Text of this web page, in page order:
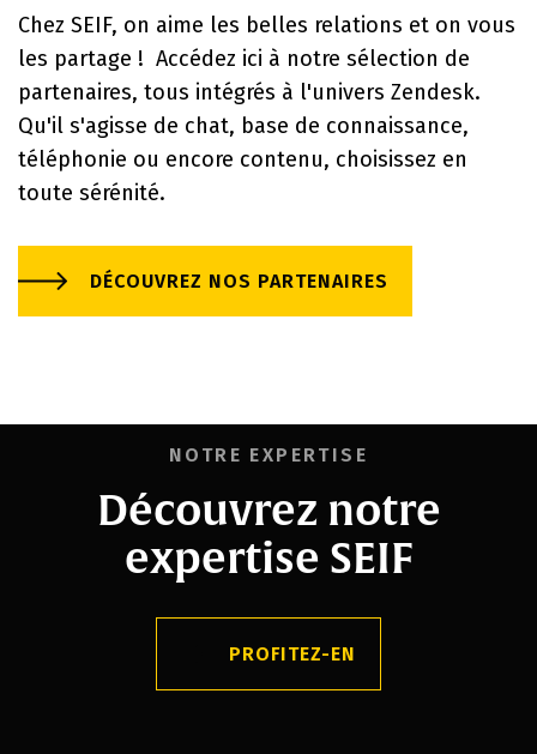
Chez SEIF, on aime les belles relations et on vous
les partage ! Accédez ici à notre sélection de
partenaires, tous intégrés à l'univers Zendesk.
Qu'il s'agisse de chat, base de connaissance,
téléphonie ou encore contenu, choisissez en
toute sérénité.
DÉCOUVREZ NOS PARTENAIRES
NOTRE EXPERTISE
Découvrez notre
expertise SEIF
PROFITEZ-EN